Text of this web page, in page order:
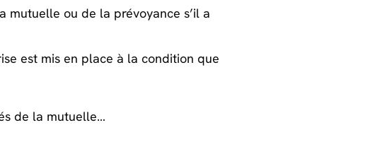
mutuelle ou de la prévoyance s’il a
est mis en place à la condition que
de la mutuelle…